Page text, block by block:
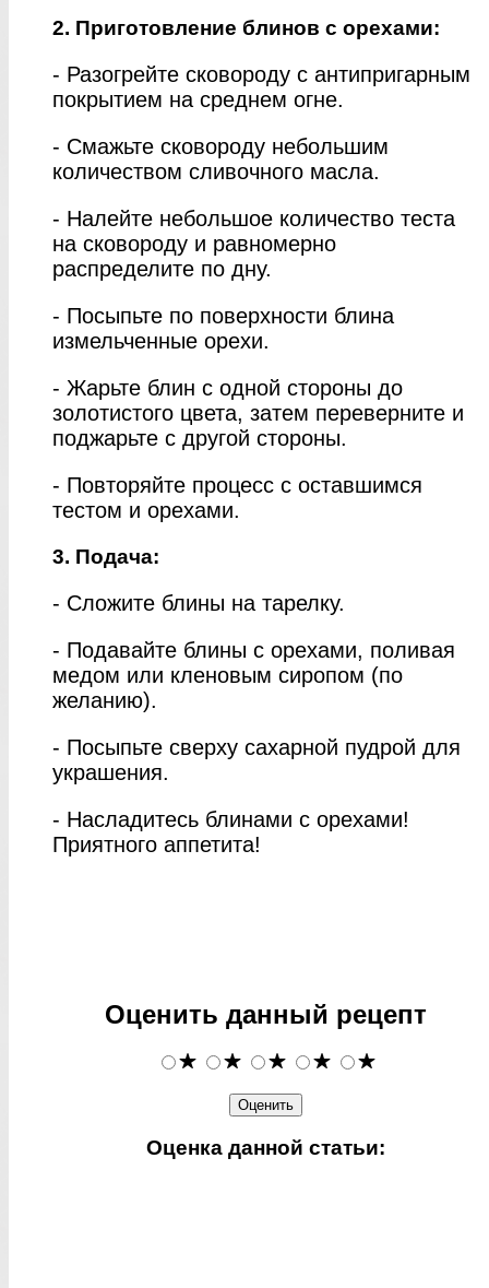
2. Приготовление блинов с орехами:
- Разогрейте сковороду с антипригарным
покрытием на среднем огне.
- Смажьте сковороду небольшим
количеством сливочного масла.
- Налейте небольшое количество теста
на сковороду и равномерно
распределите по дну.
- Посыпьте по поверхности блина
измельченные орехи.
- Жарьте блин с одной стороны до
золотистого цвета, затем переверните и
поджарьте с другой стороны.
- Повторяйте процесс с оставшимся
тестом и орехами.
3. Подача:
- Сложите блины на тарелку.
- Подавайте блины с орехами, поливая
медом или кленовым сиропом (по
желанию).
- Посыпьте сверху сахарной пудрой для
украшения.
- Насладитесь блинами с орехами!
Приятного аппетита!
Оценить данный рецепт
Оценка данной статьи: